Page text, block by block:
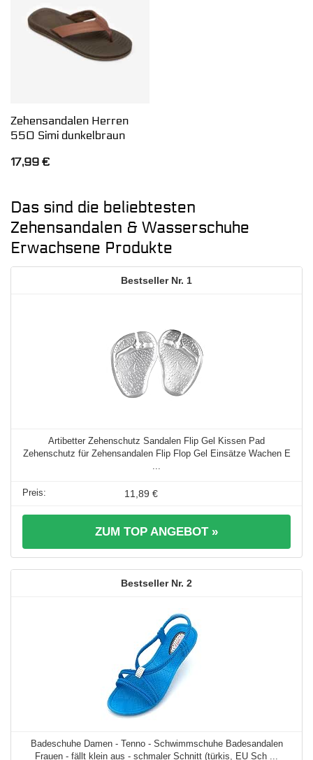
Zehensandalen Herren
550 Simi dunkelbraun
17,99 €
Das sind die beliebtesten
Zehensandalen & Wasserschuhe
Erwachsene Produkte
1
Artibetter Zehenschutz Sandalen Flip Gel Kissen Pad
Zehenschutz für Zehensandalen Flip Flop Gel Einsätze Wachen E
11,89 €
ZUM TOP ANGEBOT »
2
Badeschuhe Damen - Tenno - Schwimmschuhe Badesandalen
Frauen - fällt klein aus - schmaler Schnitt (türkis, EU Sch ...